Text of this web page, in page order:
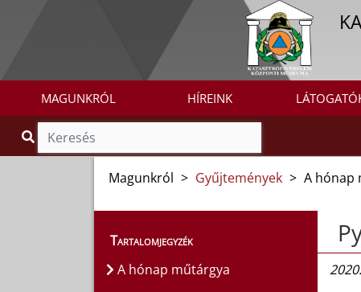
MAGUNKRÓL HÍREINK
Magunkról > Gyűjtemények > A hónap
Tartalomjegyzék
A hónap műtárgya